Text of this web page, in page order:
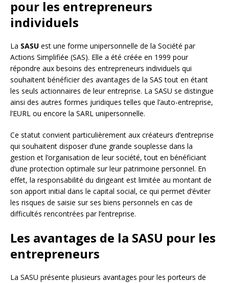
pour les entrepreneurs
individuels
La SASU est une forme unipersonnelle de la Société par
Actions Simplifiée (SAS). Elle a été créée en 1999 pour
répondre aux besoins des entrepreneurs individuels qui
souhaitent bénéficier des avantages de la SAS tout en étant
les seuls actionnaires de leur entreprise. La SASU se distingue
ainsi des autres formes juridiques telles que l’auto-entreprise,
l’EURL ou encore la SARL unipersonnelle.
Ce statut convient particulièrement aux créateurs d’entreprise
qui souhaitent disposer d’une grande souplesse dans la
gestion et l’organisation de leur société, tout en bénéficiant
d’une protection optimale sur leur patrimoine personnel. En
effet, la responsabilité du dirigeant est limitée au montant de
son apport initial dans le capital social, ce qui permet d’éviter
les risques de saisie sur ses biens personnels en cas de
difficultés rencontrées par l’entreprise.
Les avantages de la SASU pour les
entrepreneurs
La SASU présente plusieurs avantages pour les porteurs de